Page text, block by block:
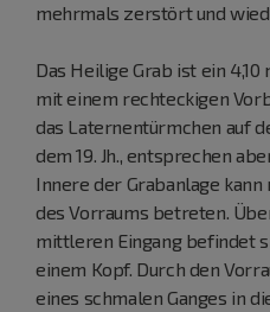
mehrmals zerstört und
Das Heilige Grab ist ein
mit einem rechteckigen
das Laternentürmchen auf
dem 19. Jh., entsprechen
Innere der Grabanlage kann
des Vorraums betreten.
mittleren Eingang befindet
einem Kopf. Durch den
eines schmalen Ganges in